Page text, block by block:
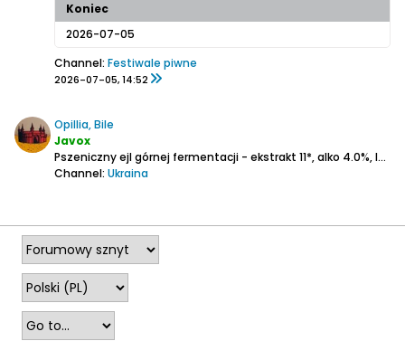
Koniec
2026-07-05
Channel: Festiwale piwne
2026-07-05, 14:52
Opillia, Bile
Javox
Pszeniczny ejl górnej fermentacji - ekstrakt 11*, alko 4.0%, IBU 12.
Channel: Ukraina